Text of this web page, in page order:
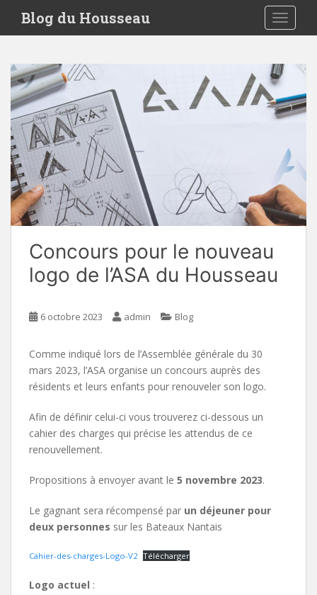
i
Blog du Housseau
Concours pour le nouveau
logo de l’ASA du Housseau
6 octobre 2023 admin Blog
Comme indiqué lors de l’Assemblée générale du 30
mars 2023, l’ASA organise un concours auprès des
résidents et leurs enfants pour renouveler son logo.
Afin de définir celui-ci vous trouverez ci-dessous un
cahier des charges qui précise les attendus de ce
renouvellement.
Propositions à envoyer avant le 5 novembre 2023.
Le gagnant sera récompensé par un déjeuner pour
deux personnes sur les Bateaux Nantais
Cahier-des-charges-Logo-V2 Télécharger
Logo actuel :